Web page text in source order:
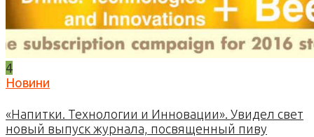
4
Новини
«Напитки. Технологии и Инновации». Увидел свет
новый выпуск журнала, посвященный пиву